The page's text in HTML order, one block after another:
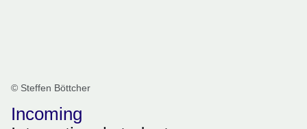
© Steffen Böttcher
Incoming